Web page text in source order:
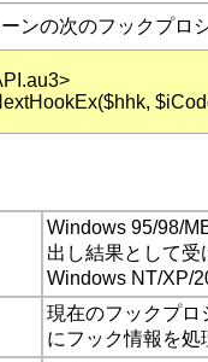
ンの次のフックプロ
Windows 95/98/
出し結果として受
Windows NT/XP/
現在のフックプロ
にフック情報を処